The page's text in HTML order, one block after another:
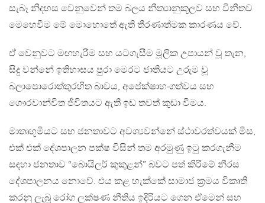
සැබෑ නිදහස වෙනුවෙන් තම බලය නීත්‍යානුකූලව සහ විනීතව
මෙහෙවීම මේ මොහොතේ ඇති තීරණාත්මක කාරණය වේ.
ඒ වෙනුවට මඟහැරීම සහ යටගැසීම මූලික උපායන් වූ තැන,
සිදු වන්නේ ඉතිහාසය පුරා මෙරට ජාතියට උරුම වූ
බලාපොරොත්තුරහිත බාවය, අපේක්ෂාභංගත්වය සහ
ගෞරවාන්විත ජීවිතයට ඇති ඉඩ තවත් කුඩා වීමය.
මාතෘභූමියට සහ ජනතාවට අවශ්‍යවන්නේ ස්ථාවරත්වයක් මිස,
එක් එක් දේශපාලන පක්ෂ විසින් තම අරමුණු ඉටු කරගැනීම
සඳහා ජනතාව “බොයිලර් කුකුළන්” බවට පත් කිරීමේ නීරස
දේශපාලනය නොවේ. එය කළ හැක්කේ සාමාජ ක්‍රමය විකෘති
කරනු ලැබූ රෝග ලක්ෂණ නීතිය ඉදිරියට ගෙන ඒමෙන් සහ